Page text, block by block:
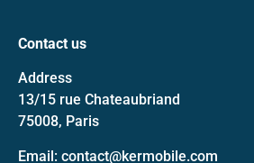
Contact us
Address
13/15 rue Chateaubriand
75008, Paris
Email: contact@kermobile.com